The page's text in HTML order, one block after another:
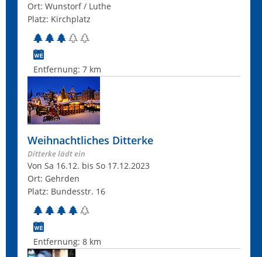
Ort: Wunstorf / Luthe
Platz: Kirchplatz
Entfernung: 7 km
Weihnachtliches Ditterke
Ditterke lädt ein
Von Sa 16.12. bis So 17.12.2023
Ort: Gehrden
Platz: Bundesstr. 16
Entfernung: 8 km